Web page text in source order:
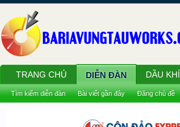
TRANG CHỦ DIỄN ĐÀN
Tìm kiếm diễn đàn Bài viết gần đây Đăng chủ đề
DẦU KHÍ